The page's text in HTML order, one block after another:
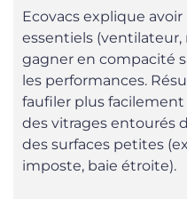
Ecovacs explique
essentiels
gagner en compacité
les performances.
faufiler plus
des vitrages entourés
des surfaces petites
imposte, baie étroite).